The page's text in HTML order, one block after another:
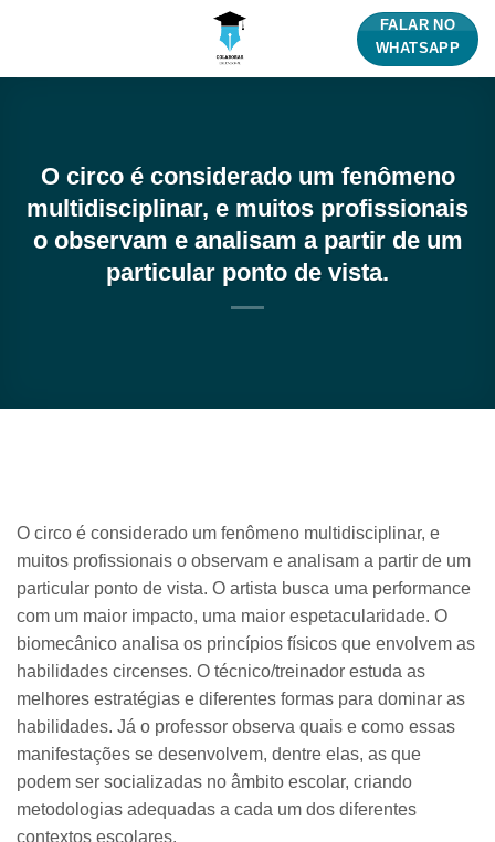
FALAR NO
WHATSAPP
O circo é considerado um fenômeno
multidisciplinar, e muitos profissionais
o observam e analisam a partir de um
particular ponto de vista.
O circo é considerado um fenômeno multidisciplinar, e
muitos profissionais o observam e analisam a partir de um
particular ponto de vista. O artista busca uma performance
com um maior impacto, uma maior espetacularidade. O
biomecânico analisa os princípios físicos que envolvem as
habilidades circenses. O técnico/treinador estuda as
melhores estratégias e diferentes formas para dominar as
habilidades. Já o professor observa quais e como essas
manifestações se desenvolvem, dentre elas, as que
podem ser socializadas no âmbito escolar, criando
metodologias adequadas a cada um dos diferentes
contextos escolares.